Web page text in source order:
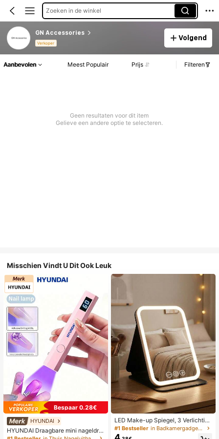
Zoeken in de winkel
GN Accessories
Verkoper
Volgend
Aanbevolen Meest Populair Prijs Filteren
Geen resultaten voor dit item
Gelieve een andere optie te selecteren.
Misschien Vindt U Dit Ook Leuk
Bespaar 0.28€
HYUNDAI
HYUNDAI Draagbare mini nageldro
ger, oplaadbare handlamp UV/LED
LED Make-up Spiegel, 3 Verlichting
smodi, Verstelbare Helderheid, Draa
gbaar Vouwbaar Ontwerp, Geschikt
#1 Bestseller in Badkamergadgets die favoriet zijn bij klanten B